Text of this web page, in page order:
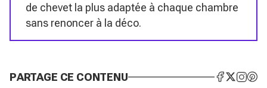
de chevet la plus adaptée à chaque chambre
sans renoncer à la déco.
PARTAGE CE CONTENU